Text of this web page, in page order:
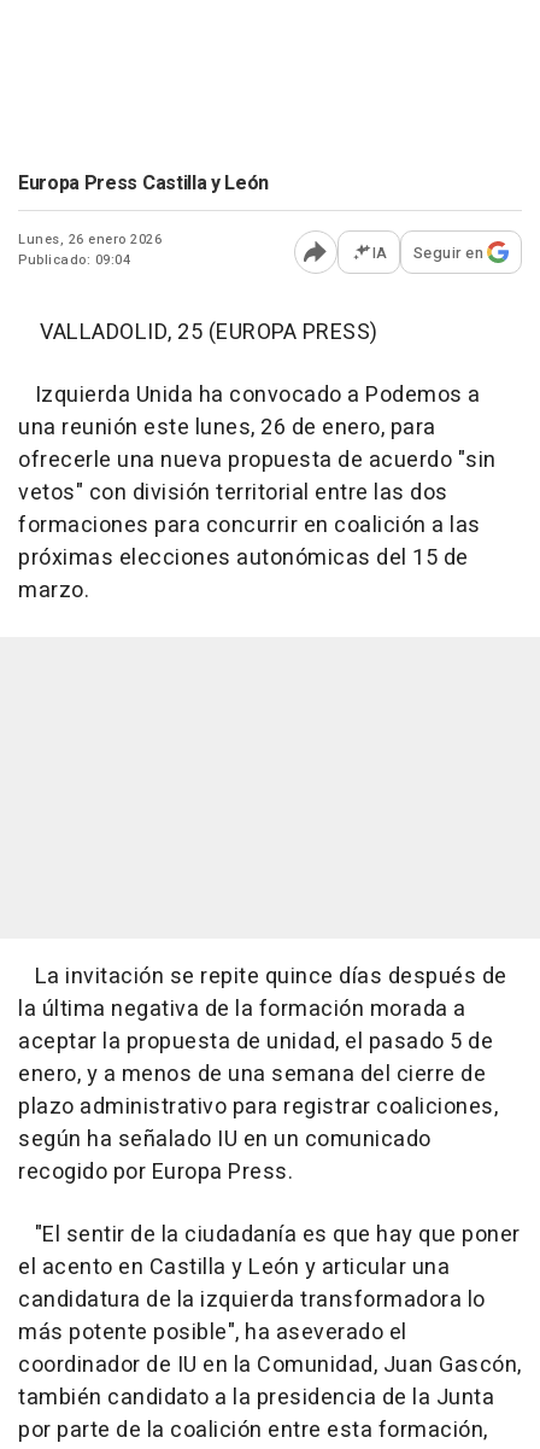
Europa Press Castilla y León
Lunes, 26 enero 2026
Publicado: 09:04
Abrir opciones para
IA Seguir en
VALLADOLID, 25 (EUROPA PRESS)
Izquierda Unida ha convocado a Podemos a
una reunión este lunes, 26 de enero, para
ofrecerle una nueva propuesta de acuerdo "sin
vetos" con división territorial entre las dos
formaciones para concurrir en coalición a las
próximas elecciones autonómicas del 15 de
marzo.
La invitación se repite quince días después de
la última negativa de la formación morada a
aceptar la propuesta de unidad, el pasado 5 de
enero, y a menos de una semana del cierre de
plazo administrativo para registrar coaliciones,
según ha señalado IU en un comunicado
recogido por Europa Press.
"El sentir de la ciudadanía es que hay que poner
el acento en Castilla y León y articular una
candidatura de la izquierda transformadora lo
más potente posible", ha aseverado el
coordinador de IU en la Comunidad, Juan Gascón,
también candidato a la presidencia de la Junta
por parte de la coalición entre esta formación,